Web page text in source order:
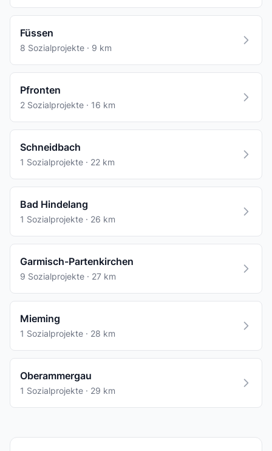
Füssen
8 Sozialprojekte · 9 km
Pfronten
2 Sozialprojekte · 16 km
Schneidbach
1 Sozialprojekte · 22 km
Bad Hindelang
1 Sozialprojekte · 26 km
Garmisch-Partenkirchen
9 Sozialprojekte · 27 km
Mieming
1 Sozialprojekte · 28 km
Oberammergau
1 Sozialprojekte · 29 km